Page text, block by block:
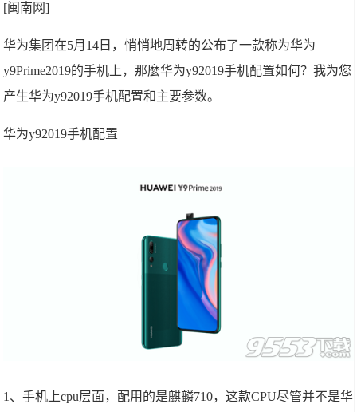
[闽南网]
华为集团在5月14日，悄悄地周转的公布了一款称为华为
y9Prime2019的手机上，那麼华为y92019手机配置如何？我为您
产生华为y92019手机配置和主要参数。
华为y92019手机配置
1、手机上cpu层面，配用的是麒麟710，这款CPU尽管并不是华